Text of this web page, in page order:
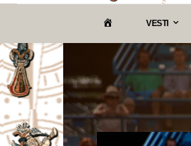
O
K
VESTI